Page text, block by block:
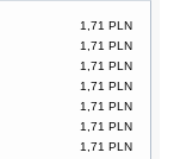
1,71 PLN
1,71 PLN
1,71 PLN
1,71 PLN
1,71 PLN
1,71 PLN
1,71 PLN